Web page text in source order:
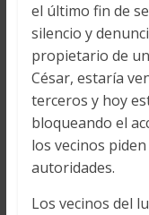
el último fin de
silencio y
propietario de
César, estaría
terceros y hoy
bloqueando el
los vecinos
autoridades.
Los vecinos del